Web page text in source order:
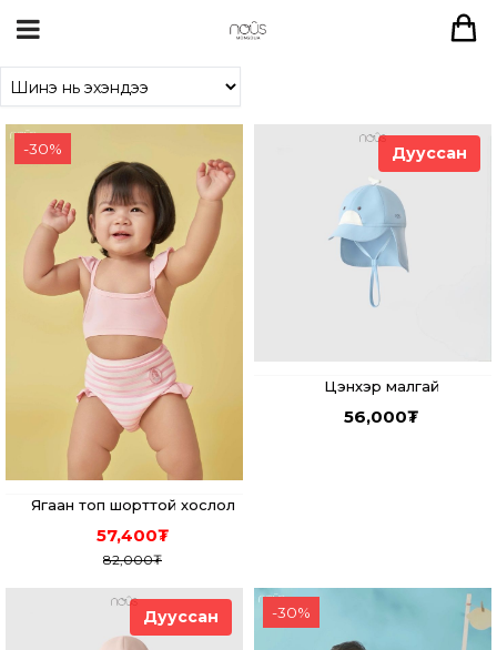
-30%
Ягаан топ шорттой хослол
57,400₮
82,000₮
Дууссан
Цэнхэр малгай
56,000₮
Дууссан -30%